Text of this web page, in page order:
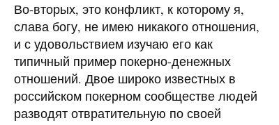
Во-вторых, это конфликт, к которому я,
слава богу, не имею никакого отношения,
и с удовольствием изучаю его как
типичный пример покерно-денежных
отношений. Двое широко известных в
российском покерном сообществе людей
разводят отвратительную по своей